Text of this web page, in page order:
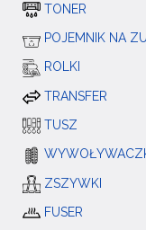
TONER
POJEMNIK NA
ROLKI
TRANSFER
TUSZ
ZSZYWKI
FUSER